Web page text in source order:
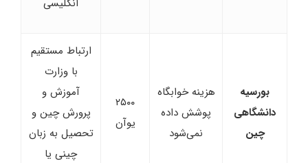
بورسیه
دانشگاهی
چین
هزینه خوابگاه
پوشش داده
نمی‌شود
۲۵۰۰
یوآن
ارتباط مستقیم
با وزارت
آموزش و
پرورش چین و
تحصیل به زبان
چینی یا